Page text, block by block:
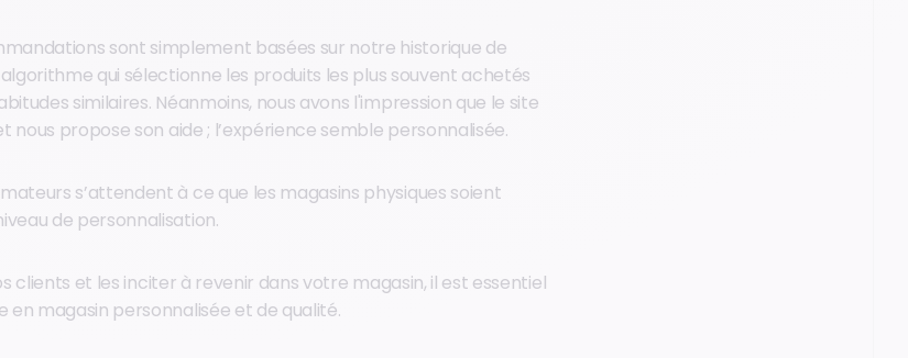
sont simplement basées sur notre historique de
qui sélectionne les produits les plus souvent achetés
similaires. Néanmoins, nous avons l'impression que le site
nous propose son aide ; l’expérience semble personnalisée.
s’attendent à ce que les magasins physiques soient
de personnalisation.
clients et les inciter à revenir dans votre magasin, il est essentiel
en magasin personnalisée et de qualité.